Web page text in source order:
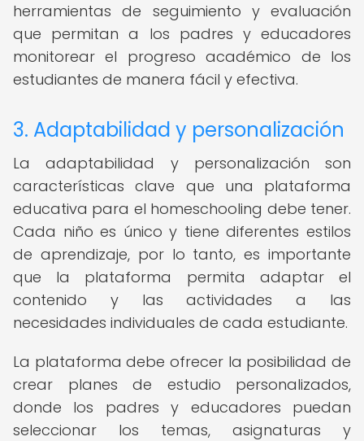
herramientas de seguimiento y evaluación
que permitan a los padres y educadores
monitorear el progreso académico de los
estudiantes de manera fácil y efectiva.
3. Adaptabilidad y personalización
La adaptabilidad y personalización son
características clave que una plataforma
educativa para el homeschooling debe tener.
Cada niño es único y tiene diferentes estilos
de aprendizaje, por lo tanto, es importante
que la plataforma permita adaptar el
contenido y las actividades a las
necesidades individuales de cada estudiante.
La plataforma debe ofrecer la posibilidad de
crear planes de estudio personalizados,
donde los padres y educadores puedan
seleccionar los temas, asignaturas y